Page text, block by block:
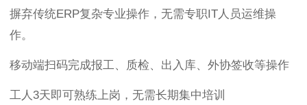
摒弃传统ERP复杂专业操作，无需专职IT人员运维操
作。
移动端扫码完成报工、质检、出入库、外协签收等操作
工人3天即可熟练上岗，无需长期集中培训